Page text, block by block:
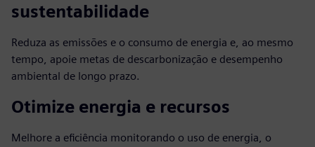
sustentabilidade
Reduza as emissões e o consumo de energia e, ao mesmo
tempo, apoie metas de descarbonização e desempenho
ambiental de longo prazo.
Otimize energia e recursos
Melhore a eficiência monitorando o uso de energia, o